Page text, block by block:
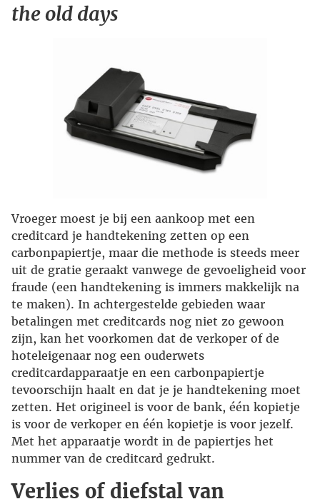
the old days
Vroeger moest je bij een aankoop met een
creditcard je handtekening zetten op een
carbonpapiertje, maar die methode is steeds meer
uit de gratie geraakt vanwege de gevoeligheid voor
fraude (een handtekening is immers makkelijk na
te maken). In achtergestelde gebieden waar
betalingen met creditcards nog niet zo gewoon
zijn, kan het voorkomen dat de verkoper of de
hoteleigenaar nog een ouderwets
creditcardapparaatje en een carbonpapiertje
tevoorschijn haalt en dat je je handtekening moet
zetten. Het origineel is voor de bank, één kopietje
is voor de verkoper en één kopietje is voor jezelf.
Met het apparaatje wordt in de papiertjes het
nummer van de creditcard gedrukt.
Verlies of diefstal van